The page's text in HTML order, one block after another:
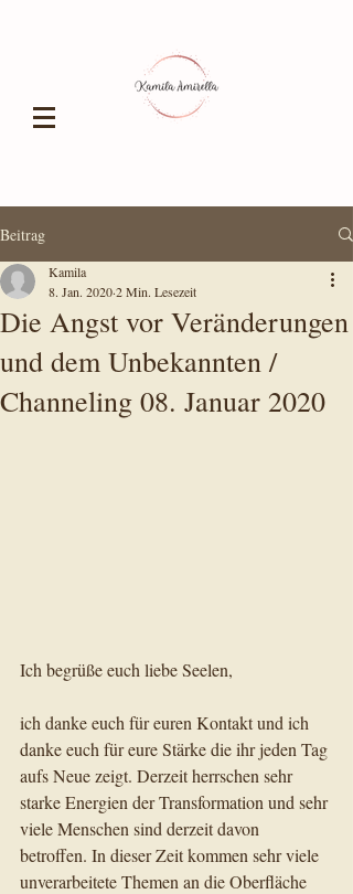
Beitrag
Die Angst vor Veränderungen
und dem Unbekannten /
Channeling 08. Januar 2020
Kamila
8. Jan. 20202 Min. Lesezeit
Ich begrüße euch liebe Seelen,
ich danke euch für euren Kontakt und ich
danke euch für eure Stärke die ihr jeden Tag
aufs Neue zeigt. Derzeit herrschen sehr
starke Energien der Transformation und sehr
viele Menschen sind derzeit davon
betroffen. In dieser Zeit kommen sehr viele
unverarbeitete Themen an die Oberfläche